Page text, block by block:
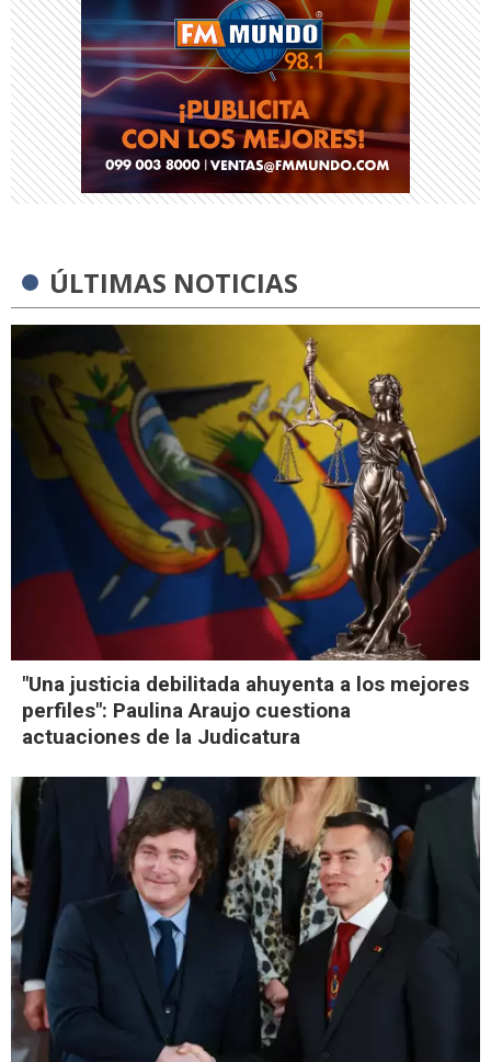
ÚLTIMAS NOTICIAS
"Una justicia debilitada ahuyenta a los mejores
perfiles": Paulina Araujo cuestiona
actuaciones de la Judicatura